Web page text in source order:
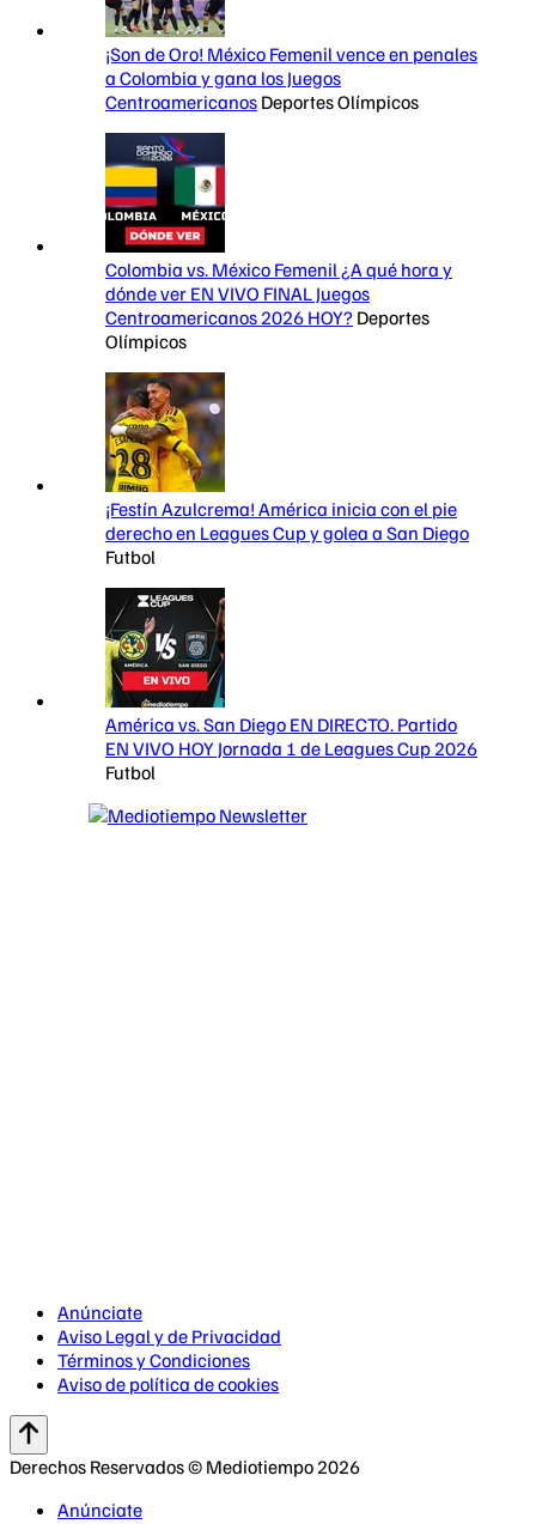
¡Son de Oro! México Femenil vence en penales
a Colombia y gana los Juegos
Centroamericanos Deportes Olímpicos
Colombia vs. México Femenil ¿A qué hora y
dónde ver EN VIVO FINAL Juegos
Centroamericanos 2026 HOY? Deportes
Olímpicos
¡Festín Azulcrema! América inicia con el pie
derecho en Leagues Cup y golea a San Diego
Futbol
América vs. San Diego EN DIRECTO. Partido
EN VIVO HOY Jornada 1 de Leagues Cup 2026
Futbol
Anúnciate
Aviso Legal y de Privacidad
Términos y Condiciones
Aviso de política de cookies
Derechos Reservados © Mediotiempo 2026
Anúnciate